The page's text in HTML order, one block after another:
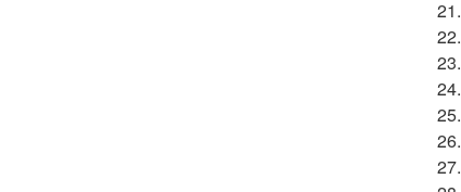
21.
22.
23.
24.
25.
26.
27.